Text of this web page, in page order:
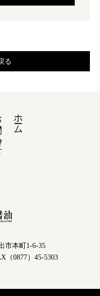
る
ホーム
市本町1-6-35
（0877）45-5303